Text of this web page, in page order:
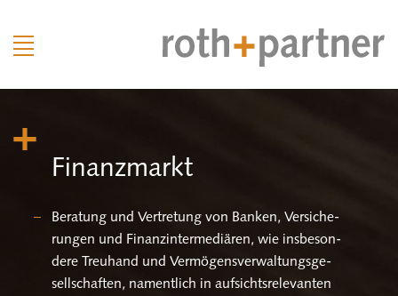
Fi­nanz­markt
Be­ra­tung und Ver­tre­tung von Ban­ken, Ver­si­che­
run­gen und Fi­nanz­in­ter­me­diä­ren, wie ins­be­son­
de­re Treu­hand und Ver­mö­gens­ver­wal­tungs­ge­
sell­schaf­ten, na­ment­lich in auf­sichts­re­le­van­ten